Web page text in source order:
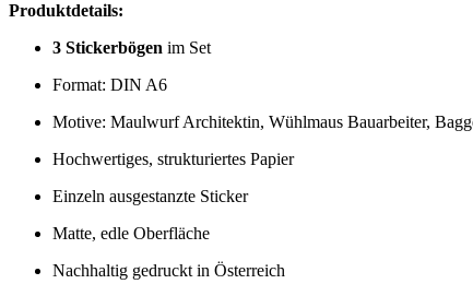
Produktdetails:
3 Stickerbögen im Set
Format: DIN A6
Motive: Maulwurf Architektin, Wühlmaus Bauarbeiter,
Hochwertiges, strukturiertes Papier
Einzeln ausgestanzte Sticker
Matte, edle Oberfläche
Nachhaltig gedruckt in Österreich